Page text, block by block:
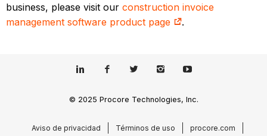
business, please visit ourconstruction invoice
management software product page
.
© 2025 Procore Technologies, Inc.
Aviso de privacidad Términos de uso
procore.com